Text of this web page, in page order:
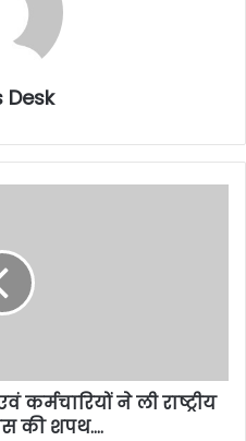
Desk
ने ली राष्ट्रीय
की शपथ….